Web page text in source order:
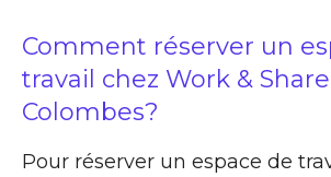
Comment réserver un
travail chez Work & Share
Colombes?
Pour réserver un espace de